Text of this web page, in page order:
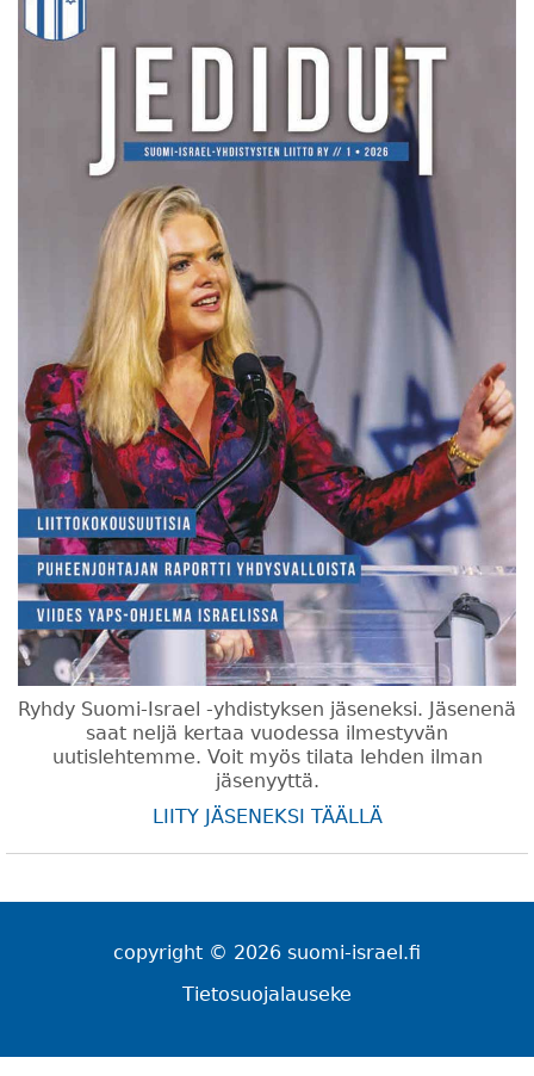
Ryhdy Suomi-Israel -yhdistyksen jäseneksi. Jäsenenä
saat neljä kertaa vuodessa ilmestyvän
uutislehtemme. Voit myös tilata lehden ilman
jäsenyyttä.
LIITY JÄSENEKSI TÄÄLLÄ
copyright © 2026 suomi-israel.fi
Tietosuojalauseke